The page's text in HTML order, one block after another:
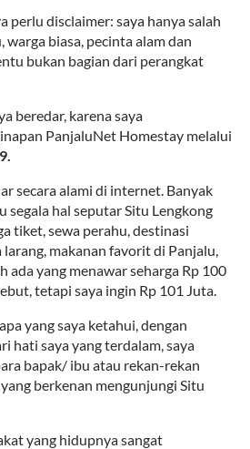
perlu disclaimer: saya hanya salah
warga biasa, pecinta alam dan
bukan bagian dari perangkat
beredar, karena saya
PanjaluNet Homestay melalui
secara alami di internet. Banyak
segala hal seputar Situ Lengkong
tiket, sewa perahu, destinasi
makanan favorit di Panjalu,
ada yang menawar seharga Rp 100
tetapi saya ingin Rp 101 Juta.
yang saya ketahui, dengan
hati saya yang terdalam, saya
bapak/ ibu atau rekan-rekan
berkenan mengunjungi Situ
yang hidupnya sangat